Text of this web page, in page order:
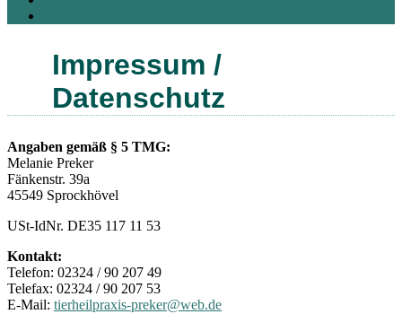
Impressum /
Datenschutz
Angaben gemäß § 5 TMG:
Melanie Preker
Fänkenstr. 39a
45549 Sprockhövel
USt-IdNr. DE35 117 11 53
Kontakt:
Telefon: 02324 / 90 207 49
Telefax: 02324 / 90 207 53
E-Mail: tierheilpraxis-preker@web.de